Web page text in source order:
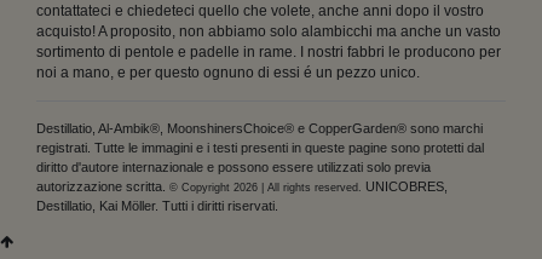
contattateci e chiedeteci quello che volete, anche anni dopo il vostro
acquisto! A proposito, non abbiamo solo alambicchi ma anche un vasto
sortimento di pentole e padelle in rame. I nostri fabbri le producono per
noi a mano, e per questo ognuno di essi é un pezzo unico.
Destillatio, Al-Ambik®, MoonshinersChoice® e CopperGarden® sono marchi
registrati. Tutte le immagini e i testi presenti in queste pagine sono protetti dal
diritto d'autore internazionale e possono essere utilizzati solo previa
autorizzazione scritta. © Copyright 2026 | All rights reserved.
UNICOBRES,
Destillatio, Kai Möller. Tutti i diritti riservati.